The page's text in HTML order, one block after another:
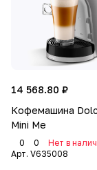
14 568.80 ₽
Кофемашина
Mini Me
0 0
Нет в
Арт. V635008